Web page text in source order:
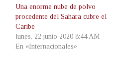
Una enorme nube de polvo
procedente del Sahara cubre el
Caribe
lunes, 22 junio 2020 8:44 AM
En «Internacionales»